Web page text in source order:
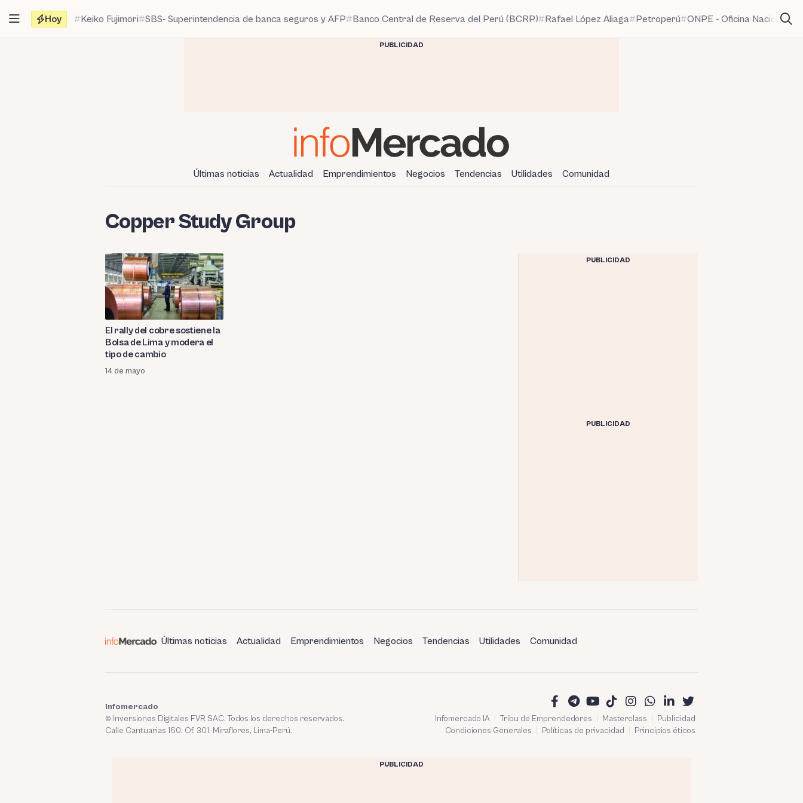
contenido
Hoy Keiko Fujimori SBS- Superintendencia de banca seguros y AFP Banco Central de Reserva del Perú (BCRP) Rafael López Aliaga Petroperú ONPE - Oficina Nacional
PUBLICIDAD
Últimas noticias Actualidad Emprendimientos Negocios Tendencias Utilidades Comunidad
Copper Study Group
El rally del cobre sostiene la
Bolsa de Lima y modera el
tipo de cambio
14 de mayo
PUBLICIDAD
PUBLICIDAD
Últimas noticias Actualidad Emprendimientos Negocios Tendencias Utilidades Comunidad
Infomercado IA Tribu de Emprendedores Masterclass
Publicidad
Condiciones Generales
Políticas de privacidad Principios éticos
Infomercado
© Inversiones Digitales FVR SAC. Todos los derechos reservados.
Calle Cantuarias 160. Of. 301. Miraflores, Lima-Perú.
PUBLICIDAD